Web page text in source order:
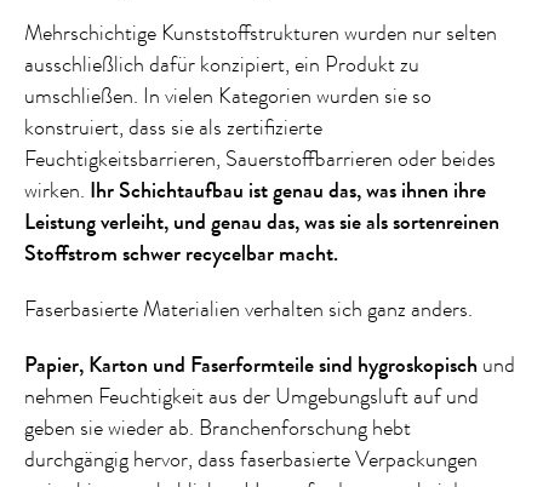
Mehrschichtige Kunststoffstrukturen wurden nur selten
ausschließlich dafür konzipiert, ein Produkt zu
umschließen. In vielen Kategorien wurden sie so
konstruiert, dass sie als zertifizierte
Feuchtigkeitsbarrieren, Sauerstoffbarrieren oder beides
wirken. Ihr Schichtaufbau ist genau das, was ihnen ihre
Leistung verleiht, und genau das, was sie als sortenreinen
Stoffstrom schwer recycelbar macht.
Faserbasierte Materialien verhalten sich ganz anders.
Papier, Karton und Faserformteile sind hygroskopisch und
nehmen Feuchtigkeit aus der Umgebungsluft auf und
geben sie wieder ab. Branchenforschung hebt
durchgängig hervor, dass faserbasierte Verpackungen